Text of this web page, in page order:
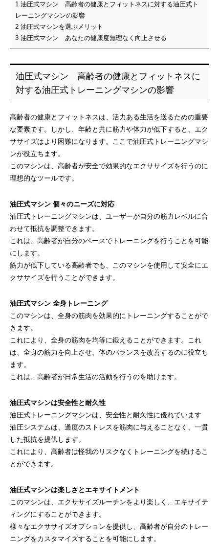
日本トレーニング施設
経営研究所
1 油圧式マシン 高齢者の健康とフィットネスに対する油圧式ト
レーニングマシンの影響
2 油圧式マシンを選ぶメリット
3 油圧式マシン あなたの健康度無理なく向上させる
油圧式マシン 高齢者の健康とフィットネスに
対する油圧式トレーニングマシンの影響
高齢者の健康とフィットネスは、活力ある生活を送るための重要
な要素です。しかし、年齢と共に筋力や体力が低下すると、エク
ササイズはより困難になります。ここで油圧式トレーニングマシ
ンが役立ちます。
このマシンは、高齢者が安全で効果的なエクササイズを行うのに
理想的なツールです。
油圧式マシン 個々のニーズに対応
油圧式トレーニングマシンは、ユーザーが自分の筋力レベルに合
わせて抵抗を調整できます。
これは、高齢者が自分のペースでトレーニングを行うことを可能
にします。
筋力が低下している高齢者でも、このマシンを使用して安全にエ
クササイズを行うことができます。
油圧式マシン 全身トレーニング
このマシンは、全身の筋肉を効果的にトレーニングすることがで
きます。
これにより、全身の筋肉を均等に鍛えることができます。これ
は、全身の筋力を向上させ、体のバランスを改善するのに役立ち
ます。
これは、高齢者が日常生活の活動を行うのを助けます。
油圧式マシンは安全性と耐久性
油圧式トレーニングマシンは、安全性と耐久性に優れています
油圧システムは、過度のストレスを筋肉に与えることなく、一貫
した抵抗を提供します。
これにより、高齢者は怪我のリスクなくトレーニングを続けるこ
とができます。
油圧式マシンは楽しさとエキサイトメント
このマシンは、エクササイズルーチンをより楽しく、エキサイテ
ィングにすることができます。
様々なエクササイズオプションを提供し、高齢者が自分のトレー
ニングをカスタマイズすることを可能にします。